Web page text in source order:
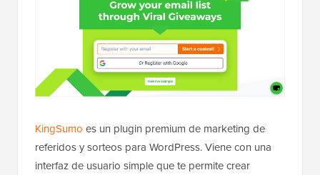
KingSumo es un plugin premium de marketing de
referidos y sorteos para WordPress. Viene con una
interfaz de usuario simple que te permite crear